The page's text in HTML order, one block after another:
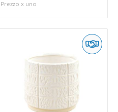
Prezzo x uno